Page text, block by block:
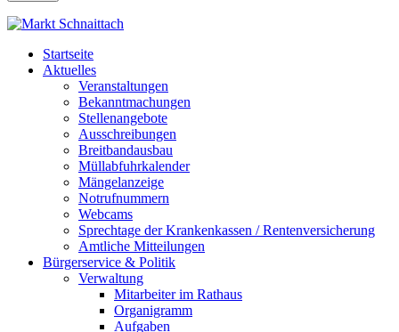
Startseite
Aktuelles
Veranstaltungen
Bekanntmachungen
Stellenangebote
Ausschreibungen
Breitbandausbau
Müllabfuhrkalender
Mängelanzeige
Notrufnummern
Webcams
Sprechtage der Krankenkassen / Rentenversicherung
Amtliche Mitteilungen
Bürgerservice & Politik
Verwaltung
Mitarbeiter im Rathaus
Organigramm
Aufgaben